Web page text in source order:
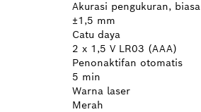
Akurasi pengukuran, biasa
±1,5 mm
Catu daya
2 x 1,5 V LR03 (AAA)
Penonaktifan otomatis
5 min
Warna laser
Merah